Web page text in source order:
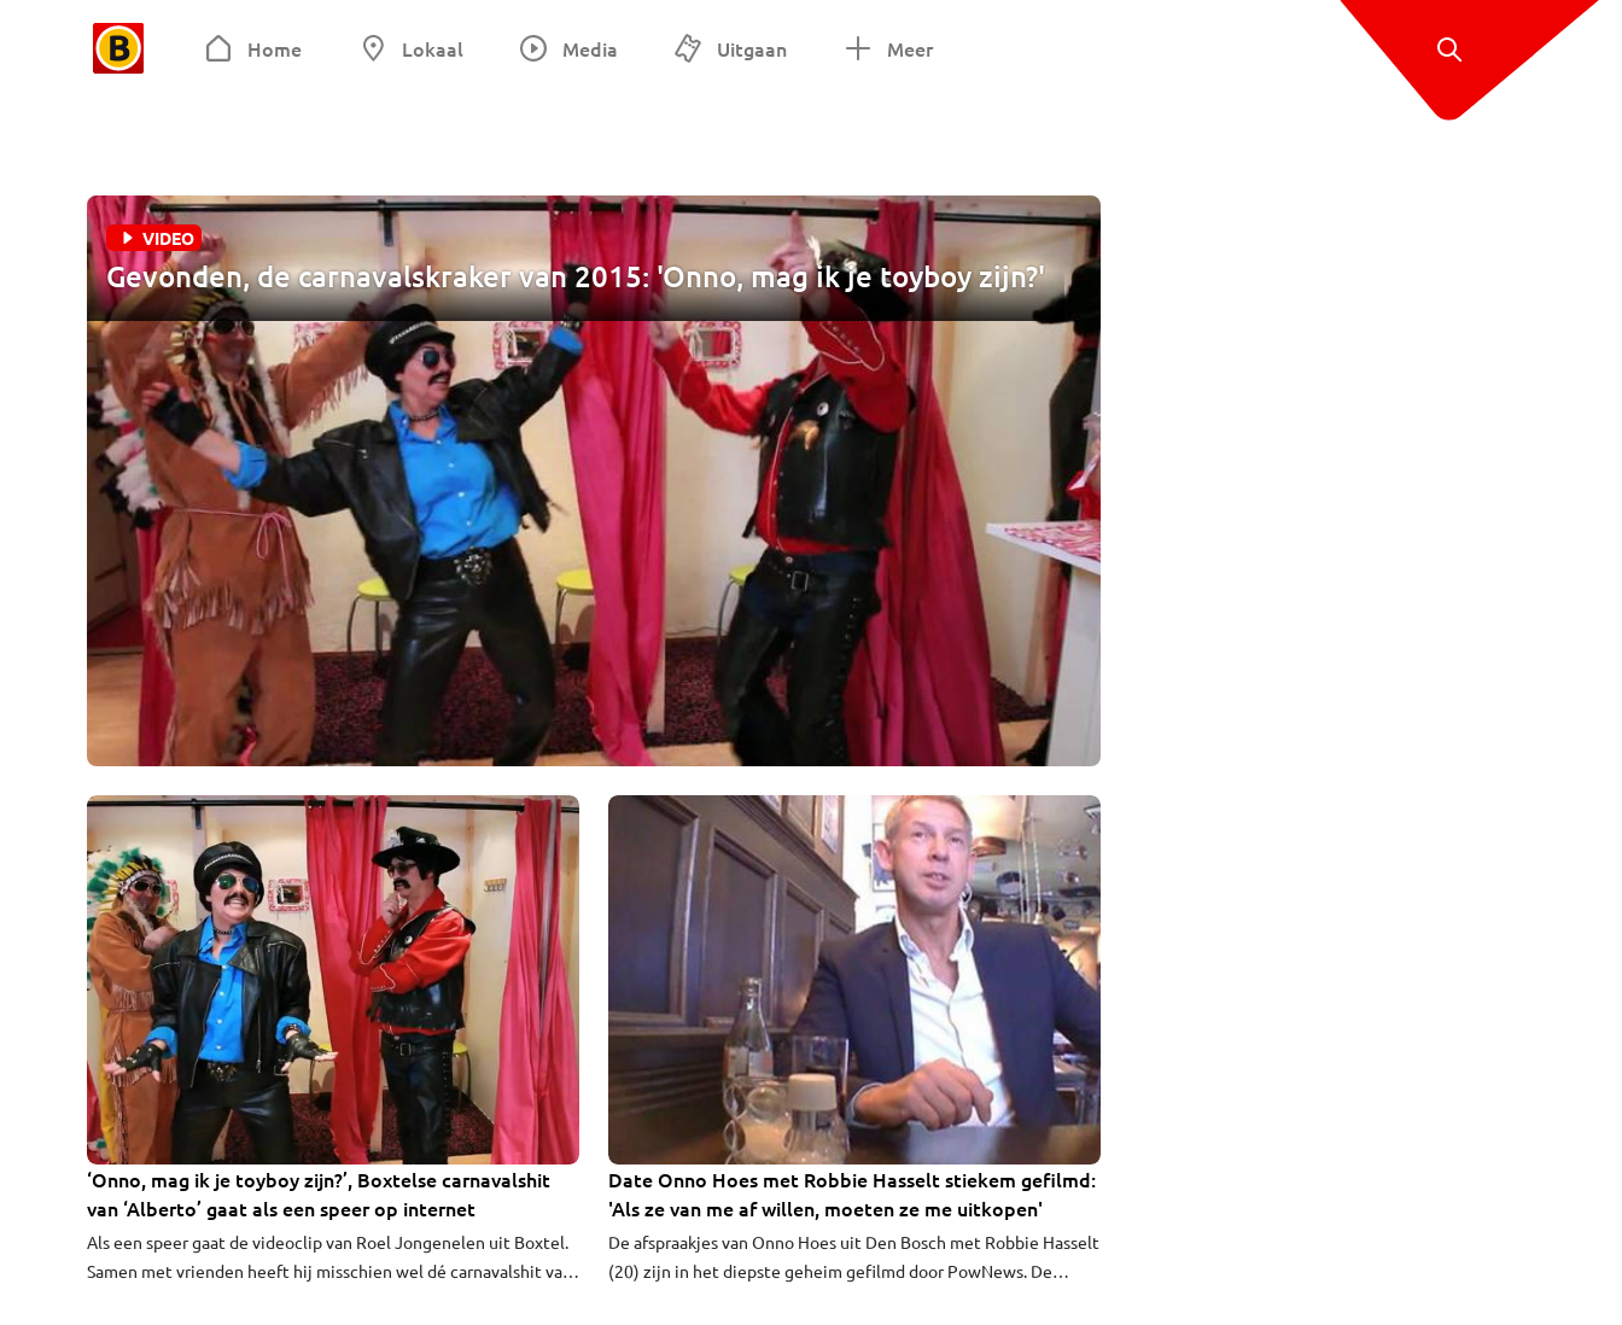
Home Lokaal Media Uitgaan Meer
VIDEO
Gevonden, de carnavalskraker van 2015: 'Onno, mag ik je toyboy zijn?'
‘Onno, mag ik je toyboy zijn?’, Boxtelse carnavalshit
van ‘Alberto’ gaat als een speer op internet
Als een speer gaat de videoclip van Roel Jongenelen uit Boxtel.
Samen met vrienden heeft hij misschien wel dé carnavalshit van
Date Onno Hoes met Robbie Hasselt stiekem gefilmd:
'Als ze van me af willen, moeten ze me uitkopen'
De afspraakjes van Onno Hoes uit Den Bosch met Robbie Hasselt
(20) zijn in het diepste geheim gefilmd door PowNews. De